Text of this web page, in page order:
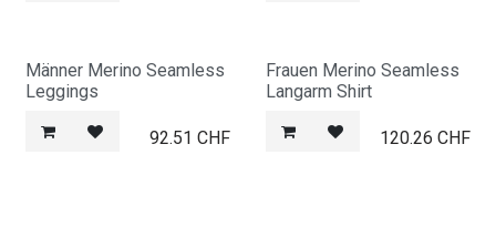
Männer Merino Seamless
Leggings
92.51 CHF
Frauen Merino Seamless
Langarm Shirt
120.26 CHF